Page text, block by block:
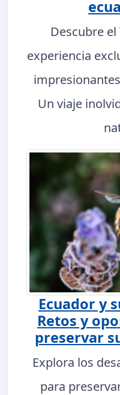
Descubre
experiencia
Un viaje
Ecuador y
Retos y
preservar
Explora los
para